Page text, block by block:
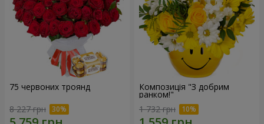
75 червоних троянд
8 227 грн
Композиція "З добрим
ранком!"
1 732 грн